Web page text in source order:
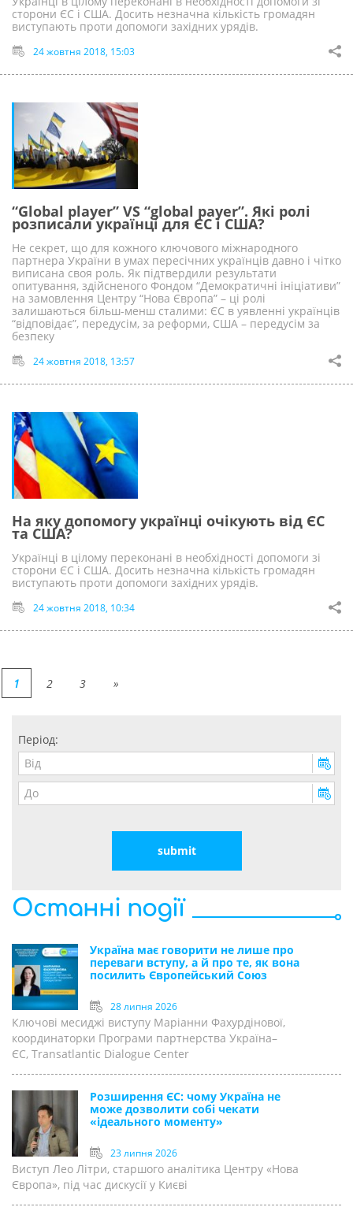
сторони ЄС і США. Досить незначна кількість громадян
виступають проти допомоги західних урядів.
24 жовтня 2018, 15:03
“Global player” VS “global payer”. Які ролі
розписали українці для ЄС і США?
Не секрет, що для кожного ключового міжнародного
партнера України в умах пересічних українців давно і чітко
виписана своя роль. Як підтвердили результати
опитування, здійсненого Фондом “Демократичні ініціативи”
на замовлення Центру “Нова Європа” – ці ролі
залишаються більш-менш сталими: ЄС в уявленні українців
“відповідає”, передусім, за реформи, США – передусім за
безпеку
24 жовтня 2018, 13:57
На яку допомогу українці очікують від ЄС
та США?
Українці в цілому переконані в необхідності допомоги зі
сторони ЄС і США. Досить незначна кількість громадян
виступають проти допомоги західних урядів.
24 жовтня 2018, 10:34
1 2 3 »
Період:
Останні події
Україна має говорити не лише про
переваги вступу, а й про те, як вона
посилить Європейський Союз
28 липня 2026
Ключові месиджі виступу Маріанни Фахурдінової,
координаторки Програми партнерства Україна–
ЄС, Transatlantic Dialogue Center
Розширення ЄС: чому Україна не
може дозволити собі чекати
«ідеального моменту»
23 липня 2026
Виступ Лео Літри, старшого аналітика Центру «Нова
Європа», під час дискусії у Києві